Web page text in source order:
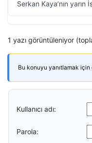
Serkan Kaya’nın
1 yazı görüntüleniyor
Bu konuyu yanıtlamak için
Kullanıcı adı:
Parola: